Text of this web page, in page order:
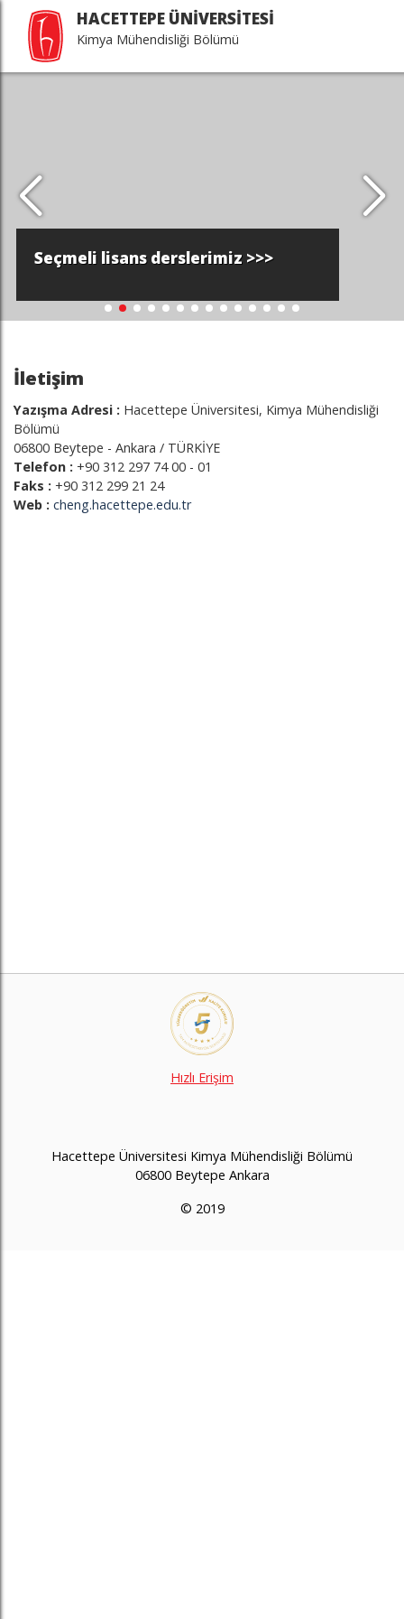
HACETTEPE ÜNİVERSİTESİ
Kimya Mühendisliği Bölümü
Seçmeli lisans derslerimiz >>>
İletişim
Yazışma Adresi : Hacettepe Üniversitesi, Kimya Mühendisliği
Bölümü
06800 Beytepe - Ankara / TÜRKİYE
Telefon : +90 312 297 74 00 - 01
Faks : +90 312 299 21 24
Web : cheng.hacettepe.edu.tr
Hızlı Erişim
Hacettepe Üniversitesi Kimya Mühendisliği Bölümü
06800 Beytepe Ankara
© 2019